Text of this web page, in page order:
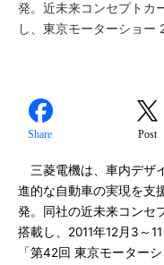
発。近未来コンセプトカ
し、東京モーターショー
Share Post
三菱電機は、車内デザ
進的な自動車の実現を支
発。同社の近未来コンセ
搭載し、2011年12月3～
「第42回 東京モーター